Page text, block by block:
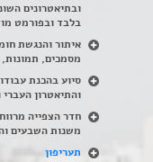
ובתיאטרונים
בלבד ובפורמט
איתור והנגשת
מסמכים, תמונות,
סיוע בהכנת
והתיאטרון
משנות השבעים
תעריפון